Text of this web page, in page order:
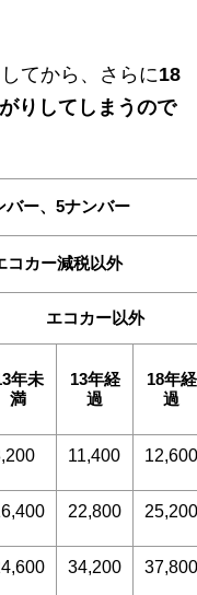
してから、さらに18
りしてしまうので
バー、5ナンバー
コカー減税以外
エコカー以外
年未
満
13年経
過
18年経
過
11,400 12,600
22,800 25,200
34,200 37,800